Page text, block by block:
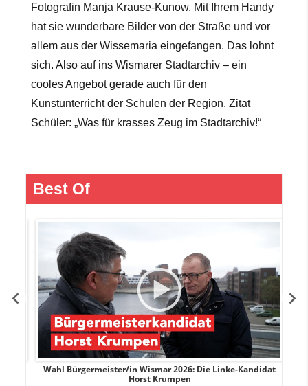
Fotografin Manja Krause-Kunow. Mit Ihrem Handy
hat sie wunderbare Bilder von der Straße und vor
allem aus der Wissemaria eingefangen. Das lohnt
sich. Also auf ins Wismarer Stadtarchiv – ein
cooles Angebot gerade auch für den
Kunstunterricht der Schulen der Region. Zitat
Schüler: „Was für krasses Zeug im Stadtarchiv!“
Best Of
Wahl Bürgermeister/in Wismar 2026: Die Linke-Kandidat
Horst Krumpen